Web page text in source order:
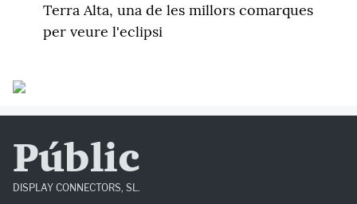
Terra Alta, una de les millors comarques
per veure l'eclipsi
Públic
DISPLAY CONNECTORS, SL.